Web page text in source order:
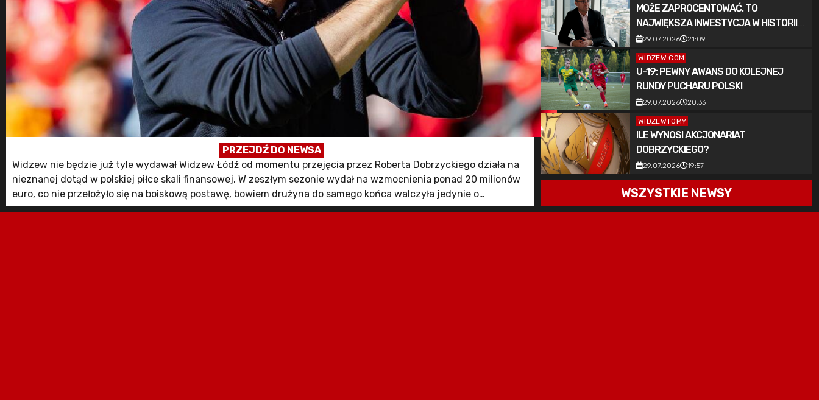
PRZEJDŹ DO NEWSA
Widzew nie będzie już tyle wydawał Widzew Łódź od momentu przejęcia przez Roberta Dobrzyckiego działa na
nieznanej dotąd w polskiej piłce skali finansowej. W zeszłym sezonie wydał na wzmocnienia ponad 20 milionów
euro, co nie przełożyło się na boiskową postawę, bowiem drużyna do samego końca walczyła jedynie o
utrzymanie w Ekstraklasie. Teraz ma być inaczej, [...]
MOŻE ZAPROCENTOWAĆ. TO
NAJWIĘKSZA INWESTYCJA W HISTORII
WIDZEWA ŁÓDŹ
29.07.2026 21:09
WIDZEW.COM
U-19: PEWNY AWANS DO KOLEJNEJ
RUNDY PUCHARU POLSKI
29.07.2026 20:33
WIDZEWTOMY
ILE WYNOSI AKCJONARIAT
DOBRZYCKIEGO?
29.07.2026 19:57
WSZYSTKIE NEWSY